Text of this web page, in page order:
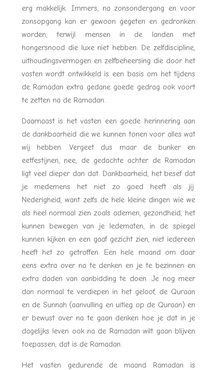
erg makkelijk. Immers, na zonsondergang en voor
zonsopgang kan er gewoon gegeten en gedronken
worden, terwijl mensen in de landen met
hongersnood die luxe niet hebben. De zelfdiscipline,
uithoudingsvermogen en zelfbeheersing die door het
vasten wordt ontwikkeld is een basis om het tijdens
de Ramadan extra gedane goede gedrag ook voort
te zetten na de Ramadan.
Daarnaast is het vasten een goede herinnering aan
de dankbaarheid die we kunnen tonen voor alles wat
wij hebben. Vergeet dus maar de bunker en
eetfestijnen, nee, de gedachte achter de Ramadan
ligt veel dieper dan dat. Dankbaarheid, het besef dat
je medemens het niet zo goed heeft als jij.
Nederigheid, want zelfs de hele kleine dingen wie we
als heel normaal zien zoals ademen, gezondheid, het
kunnen bewegen van je ledematen, in de spiegel
kunnen kijken en een gaaf gezicht zien, niet iedereen
heeft het zo getroffen. Een hele maand om daar
eens extra over na te denken en je te bezinnen en
extra daden van aanbidding te doen. Je nog meer
dan normaal te verdiepen in het geloof, de Quraan
en de Sunnah (aanvulling en uitleg op de Quraan) en
er bewust over na te gaan denken hoe je dat in je
dagelijks leven ook na de Ramadan wilt gaan blijven
toepassen, dat is de Ramadan.
Het vasten gedurende de maand Ramadan is